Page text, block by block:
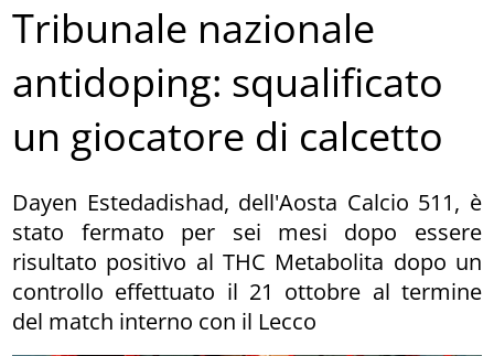
Tribunale nazionale
antidoping: squalificato
un giocatore di calcetto
Dayen Estedadishad, dell'Aosta Calcio 511, è
stato fermato per sei mesi dopo essere
risultato positivo al THC Metabolita dopo un
controllo effettuato il 21 ottobre al termine
del match interno con il Lecco